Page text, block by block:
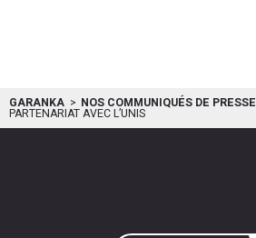
GARANKA NOS COMMUNIQUÉS DE PRESSE
PARTENARIAT AVEC L’UNIS